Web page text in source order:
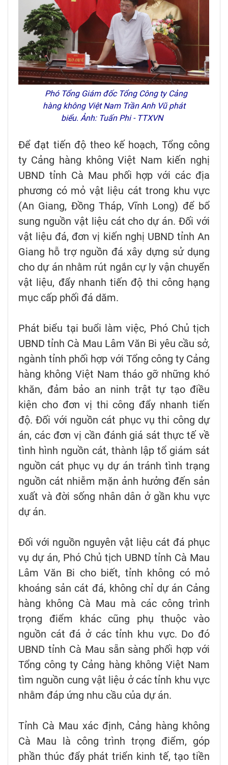
Phó Tổng Giám đốc Tổng Công ty Cảng
hàng không Việt Nam Trần Anh Vũ phát
biểu. Ảnh: Tuấn Phi - TTXVN
Để đạt tiến độ theo kế hoạch, Tổng công
ty Cảng hàng không Việt Nam kiến nghị
UBND tỉnh Cà Mau phối hợp với các địa
phương có mỏ vật liệu cát trong khu vực
(An Giang, Đồng Tháp, Vĩnh Long) để bổ
sung nguồn vật liệu cát cho dự án. Đối với
vật liệu đá, đơn vị kiến nghị UBND tỉnh An
Giang hỗ trợ nguồn đá xây dựng sử dụng
cho dự án nhằm rút ngắn cự ly vận chuyển
vật liệu, đẩy nhanh tiến độ thi công hạng
mục cấp phối đá dăm.
Phát biểu tại buổi làm việc, Phó Chủ tịch
UBND tỉnh Cà Mau Lâm Văn Bi yêu cầu sở,
ngành tỉnh phối hợp với Tổng công ty Cảng
hàng không Việt Nam tháo gỡ những khó
khăn, đảm bảo an ninh trật tự tạo điều
kiện cho đơn vị thi công đẩy nhanh tiến
độ. Đối với nguồn cát phục vụ thi công dự
án, các đơn vị cần đánh giá sát thực tế về
tình hình nguồn cát, thành lập tổ giám sát
nguồn cát phục vụ dự án tránh tình trạng
nguồn cát nhiễm mặn ảnh hưởng đến sản
xuất và đời sống nhân dân ở gần khu vực
dự án.
Đối với nguồn nguyên vật liệu cát đá phục
vụ dự án, Phó Chủ tịch UBND tỉnh Cà Mau
Lâm Văn Bi cho biết, tỉnh không có mỏ
khoáng sản cát đá, không chỉ dự án Cảng
hàng không Cà Mau mà các công trình
trọng điểm khác cũng phụ thuộc vào
nguồn cát đá ở các tỉnh khu vực. Do đó
UBND tỉnh Cà Mau sẵn sàng phối hợp với
Tổng công ty Cảng hàng không Việt Nam
tìm nguồn cung vật liệu ở các tỉnh khu vực
nhằm đáp ứng nhu cầu của dự án.
Tỉnh Cà Mau xác định, Cảng hàng không
Cà Mau là công trình trọng điểm, góp
phần thúc đẩy phát triển kinh tế, tạo tiền